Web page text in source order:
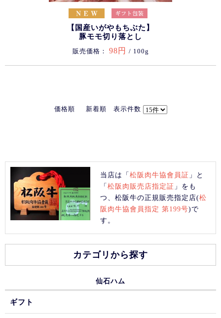
【国産いがやもちぶた】
豚モモ切り落とし
販売価格： 98円 / 100g
価格順 新着順 表示件数
当店は「松阪肉牛協會員証 」と
「松阪肉販売店指定証 」をも
つ、松阪牛の正規販売指定店(松
阪肉牛協會員指定 第199号)で
す。
カテゴリから探す
仙石ハム
ギフト